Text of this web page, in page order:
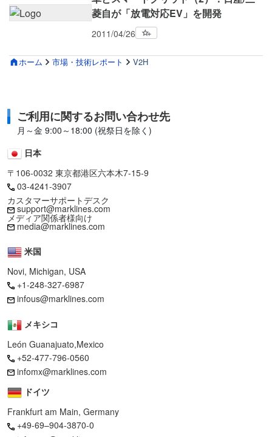
ホーム 市場・技術レポート V2H
菱自が「放電対応EV」を開発
2011/04/26
ご利用に関するお問い合わせ先
月～金 9:00～18:00 (祝祭日を除く)
日本
〒106-0032 東京都港区六本木7-15-9
03-4241-3907
カスタマーサポートデスク
support@marklines.com
メディア関係者様向け
media@marklines.com
米国
Novi, Michigan, USA
+1-248-327-6987
infous@marklines.com
メキシコ
León Guanajuato,Mexico
+52-477-796-0560
infomx@marklines.com
ドイツ
Frankfurt am Main, Germany
+49-69–904-3870-0